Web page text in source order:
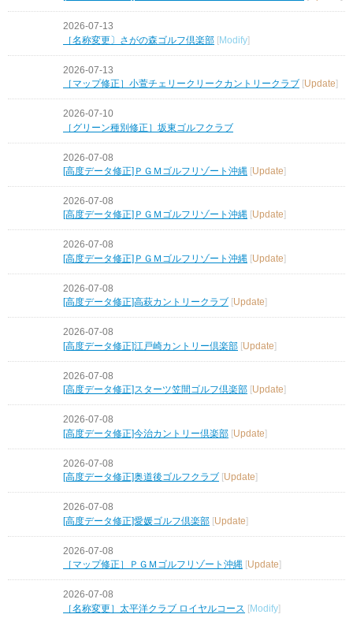
2026-07-13
［名称変更〕さがの森ゴルフ倶楽部 [Modify]
2026-07-13
［マップ修正］小萱チェリークリークカントリークラブ [Update]
2026-07-10
［グリーン種別修正］坂東ゴルフクラブ
2026-07-08
[高度データ修正]ＰＧＭゴルフリゾート沖縄 [Update]
2026-07-08
[高度データ修正]ＰＧＭゴルフリゾート沖縄 Update
2026-07-08
[高度データ修正]ＰＧＭゴルフリゾート沖縄 [Update]
2026-07-08
[高度データ修正]高萩カントリークラブ
Update
2026-07-08
[高度データ修正]江戸崎カントリー倶楽部 [Update]
2026-07-08
[高度データ修正]スターツ笠間ゴルフ倶楽部 Update
2026-07-08
[高度データ修正]今治カントリー倶楽部 [Update]
2026-07-08
[高度データ修正]奥道後ゴルフクラブ
Update
2026-07-08
[高度データ修正]愛媛ゴルフ倶楽部 [Update]
2026-07-08
［マップ修正］ＰＧＭゴルフリゾート沖縄 [Update]
2026-07-08
［名称変更］太平洋クラブ ロイヤルコース [Modify]